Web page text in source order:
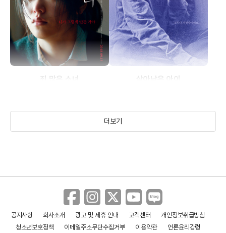
죄 많은 소녀 살아남은 아이
더보기
공지사항 회사소개 광고 및 제휴 안내 고객센터
개인정보취급방침
청소년보호정책
이메일주소무단수집거부 이용약관 언론윤리강령